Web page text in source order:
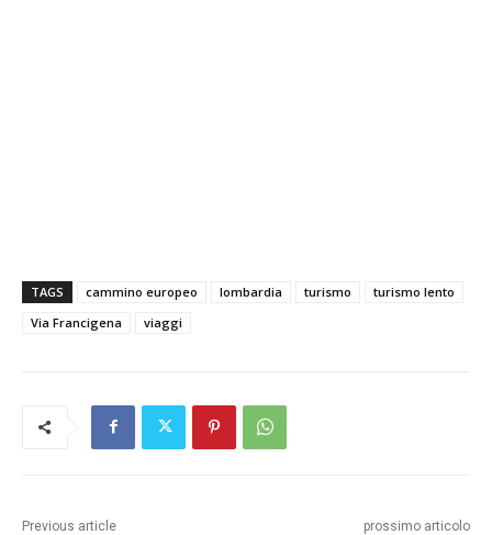
TAGS cammino europeo lombardia turismo
turismo lento
Via Francigena
viaggi
Previous article prossimo articolo